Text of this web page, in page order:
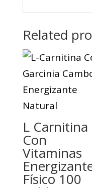
Related
L Carnitina
Con
Vitaminas
Físico 100